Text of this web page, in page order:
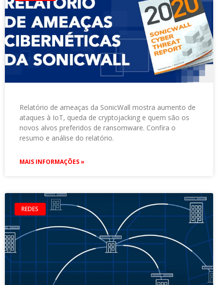
Relatório de ameaças da SonicWall mostra aumento de
ataques à IoT, queda de cryptojacking e quem são os
novos alvos preferidos de ransomware. Confira o
resumo e análise do relatório.
MAIS INFORMAÇÕES »
REDES